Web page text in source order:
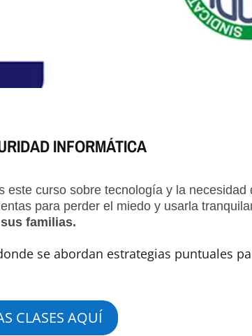
INFORMÁTICA
este curso sobre tecnología y la necesidad
para perder el miedo y usarla
familias.
se abordan estrategias puntuales
CLASES AQUÍ